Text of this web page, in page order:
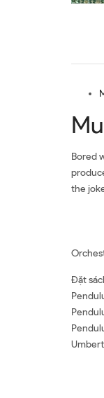
Bored
the
Đặt